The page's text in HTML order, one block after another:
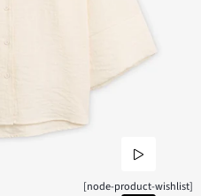
[node-product-wishlist]